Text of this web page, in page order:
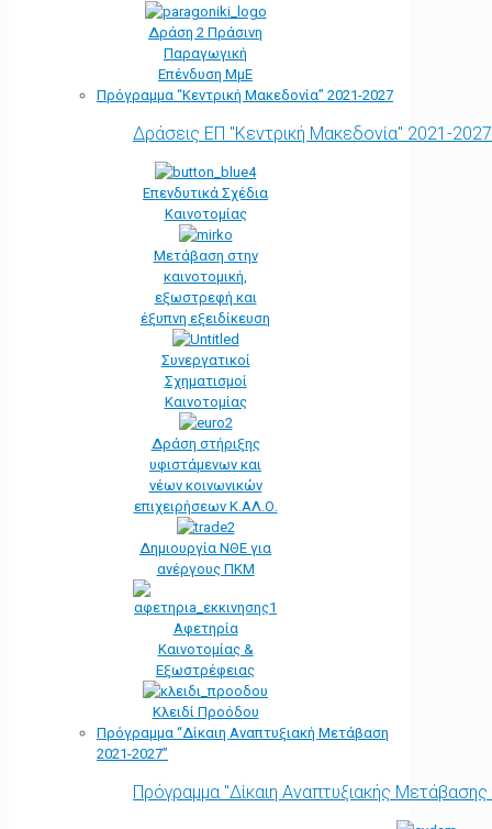
Δράση 2 Πράσινη
Παραγωγική
Επένδυση ΜμΕ
Πρόγραμμα “Κεντρική Μακεδονία” 2021-2027
Δράσεις ΕΠ "Κεντρική Μακεδονία" 2021-2027
Επενδυτικά Σχέδια
Καινοτομίας
Μετάβαση στην
καινοτομική,
εξωστρεφή και
έξυπνη εξειδίκευση
Συνεργατικοί
Σχηματισμοί
Καινοτομίας
Δράση στήριξης
υφιστάμενων και
νέων κοινωνικών
επιχειρήσεων Κ.ΑΛ.Ο.
Δημιουργία ΝΘΕ για
ανέργους ΠΚΜ
Αφετηρία
Kαινοτομίας &
Εξωστρέφειας
Κλειδί Προόδου
Πρόγραμμα “Δίκαιη Αναπτυξιακή Μετάβαση
2021-2027”
Πρόγραμμα "Δίκαιη Αναπτυξιακής